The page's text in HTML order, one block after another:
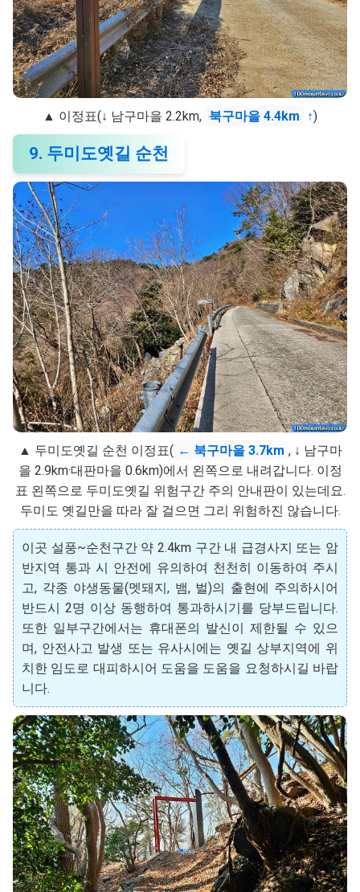
▲ 이정표(↓ 남구마을 2.2km, 북구마을 4.4km ↑)
9. 두미도옛길 순천
▲ 두미도옛길 순천 이정표( ← 북구마을 3.7km , ↓ 남구마
을 2.9km·대판마을 0.6km)에서 왼쪽으로 내려갑니다. 이정
표 왼쪽으로 두미도옛길 위험구간 주의 안내판이 있는데요.
두미도 옛길만을 따라 잘 걸으면 그리 위험하진 않습니다.
이곳 설풍~순천구간 약 2.4km 구간 내 급경사지 또는 암
반지역 통과 시 안전에 유의하여 천천히 이동하여 주시
고, 각종 야생동물(멧돼지, 뱀, 벌)의 출현에 주의하시어
반드시 2명 이상 동행하여 통과하시기를 당부드립니다.
또한 일부구간에서는 휴대폰의 발신이 제한될 수 있으
며, 안전사고 발생 또는 유사시에는 옛길 상부지역에 위
치한 임도로 대피하시어 도움을 도움을 요청하시길 바랍
니다.